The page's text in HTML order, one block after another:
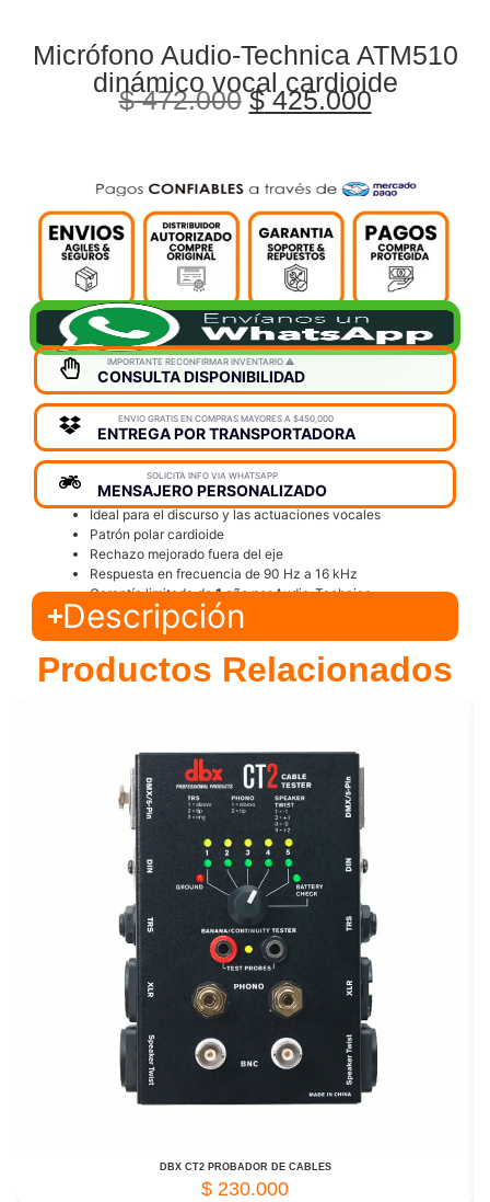
Micrófono Audio-Technica ATM510
dinámico vocal cardioide
$472.000 $425.000
IMPORTANTE RECONFIRMAR INVENTARIO ⚠️
CONSULTA DISPONIBILIDAD
ENVIO GRATIS EN COMPRAS MAYORES A $450,000
ENTREGA POR TRANSPORTADORA
SOLICITA INFO VIA WHATSAPP
MENSAJERO PERSONALIZADO
Ideal para el discurso y las actuaciones vocales
Patrón polar cardioide
Rechazo mejorado fuera del eje
Respuesta en frecuencia de 90 Hz a 16 kHz
Garantía limitada de1 añopor Audio-Technica
Descripción
Productos Relacionados
DBX CT2 PROBADOR DE CABLES
$ 230.000